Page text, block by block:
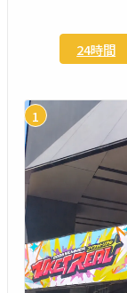
24時間